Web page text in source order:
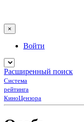
×
Войти
Расширенный поиск
Система
рейтинга
КиноЦензора